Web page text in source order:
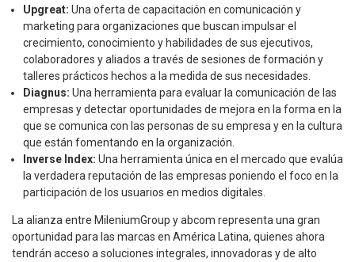
Upgreat: Una oferta de capacitación en comunicación y
marketing para organizaciones que buscan impulsar el
crecimiento, conocimiento y habilidades de sus ejecutivos,
colaboradores y aliados a través de sesiones de formación y
talleres prácticos hechos a la medida de sus necesidades.
Diagnus: Una herramienta para evaluar la comunicación de las
empresas y detectar oportunidades de mejora en la forma en la
que se comunica con las personas de su empresa y en la cultura
que están fomentando en la organización.
Inverse Index: Una herramienta única en el mercado que evalúa
la verdadera reputación de las empresas poniendo el foco en la
participación de los usuarios en medios digitales.
La alianza entre MileniumGroup y abcom representa una gran
oportunidad para las marcas en América Latina, quienes ahora
tendrán acceso a soluciones integrales, innovadoras y de alto